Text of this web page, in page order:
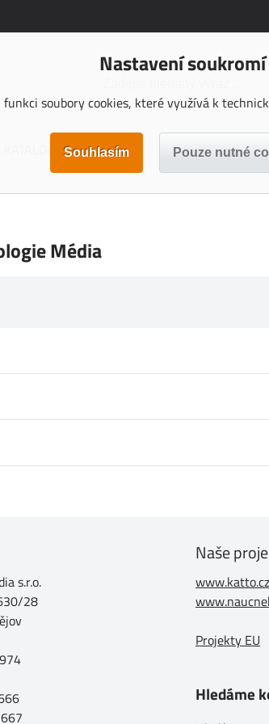
Nastavení soukromí
soubory cookies, které využívá k
KATALOGY KE STAŽENÍ
Média
s.r.o.
28
Naše
www.katto.cz
Projekty EU
Hledáme